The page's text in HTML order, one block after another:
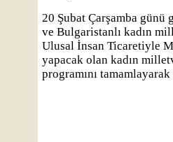
20 Şubat Çarşamba günü
ve Bulgaristanlı kadın
Ulusal İnsan Ticaretiyle
yapacak olan kadın
programını